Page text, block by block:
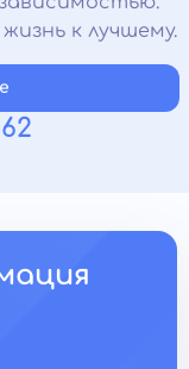
к лучшему.